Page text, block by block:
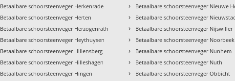
Betaalbare schoorsteenveger Herkenrade
Betaalbare schoorsteenveger Herten
Betaalbare schoorsteenveger Herzogenrath
Betaalbare schoorsteenveger Heythuysen
Betaalbare schoorsteenveger Hillensberg
Betaalbare schoorsteenveger Hilleshagen
Betaalbare schoorsteenveger Hingen
› Betaalbare schoorsteenveger Nieuwe
› Betaalbare schoorsteenveger
› Betaalbare schoorsteenveger Nijswiller
› Betaalbare schoorsteenveger Noorbeek
› Betaalbare schoorsteenveger Nunhem
› Betaalbare schoorsteenveger Nuth
› Betaalbare schoorsteenveger Obbicht